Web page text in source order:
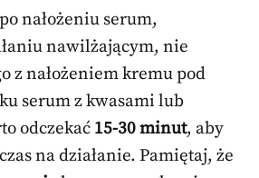
nałożeniu serum,
nawilżającym, nie
z nałożeniem kremu pod
serum z kwasami lub
odczekać 15-30 minut, aby
na działanie. Pamiętaj, że